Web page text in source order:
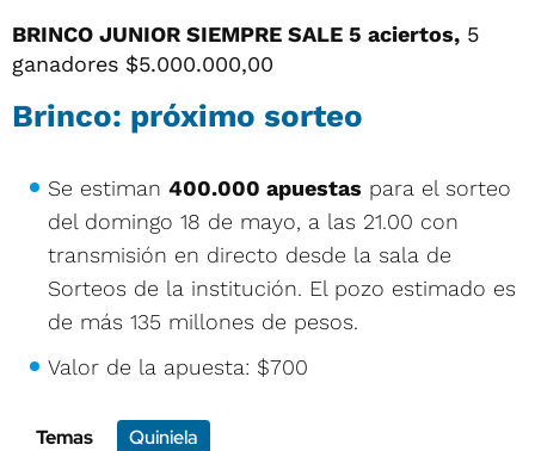
BRINCO JUNIOR SIEMPRE SALE 5 aciertos, 5
ganadores $5.000.000,00
Brinco: próximo sorteo
Se estiman 400.000 apuestas para el sorteo
del domingo 18 de mayo, a las 21.00 con
transmisión en directo desde la sala de
Sorteos de la institución. El pozo estimado es
de más 135 millones de pesos.
Valor de la apuesta: $700
Temas Quiniela